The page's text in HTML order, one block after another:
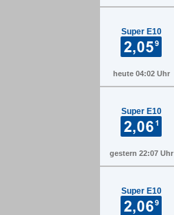
Super E10
heute 04:02 Uhr
Super E10
gestern 22:07 Uhr
Super E10